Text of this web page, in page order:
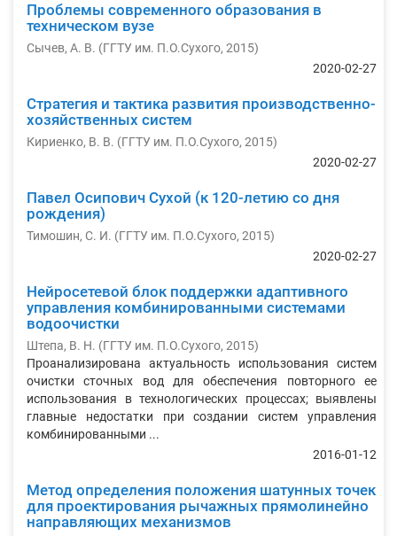
Проблемы современного образования в
техническом вузе
Сычев, А. В. (ГГТУ им. П.О.Сухого, 2015)
2020-02-27
Стратегия и тактика развития производственно-
хозяйственных систем
Кириенко, В. В. (ГГТУ им. П.О.Сухого, 2015)
2020-02-27
Павел Осипович Сухой (к 120-летию со дня
рождения)
Тимошин, С. И. (ГГТУ им. П.О.Сухого, 2015)
2020-02-27
Нейросетевой блок поддержки адаптивного
управления комбинированными системами
водоочистки
Штепа, В. Н. (ГГТУ им. П.О.Сухого, 2015)
Проанализирована актуальность использования систем
очистки сточных вод для обеспечения повторного ее
использования в технологических процессах; выявлены
главные недостатки при создании систем управления
комбинированными ...
2016-01-12
Метод определения положения шатунных точек
для проектирования рычажных прямолинейно
направляющих механизмов